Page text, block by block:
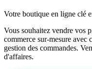
Votre boutique en ligne clé
Vous souhaitez vendre vos
commerce sur-mesure avec
gestion des commandes.
d'affaires.